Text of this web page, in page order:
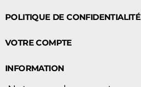
POLITIQUE DE CONFIDENTIALITÉ
VOTRE COMPTE
INFORMATION